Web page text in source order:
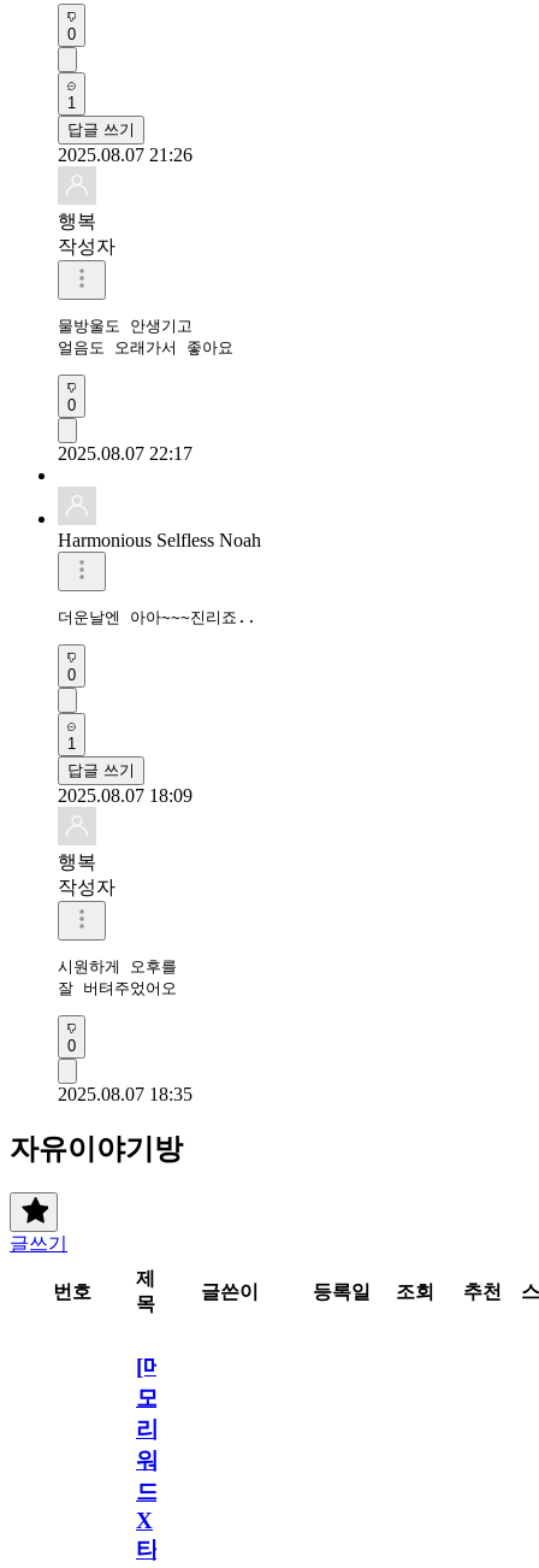
0
1
답글 쓰기
2025.08.07 21:26
행복
작성자
물방울도 안생기고
얼음도 오래가서 좋아요
0
2025.08.07 22:17
Harmonious Selfless Noah
더운날엔 아아~~~진리죠..
0
1
답글 쓰기
2025.08.07 18:09
행복
작성자
시원하게 오후를
잘 버텨주었어오
0
2025.08.07 18:35
자유이야기방
글쓰기
번호
제
목
글쓴이 등록일 조회 추천
[메
모
리
워
드
X
타